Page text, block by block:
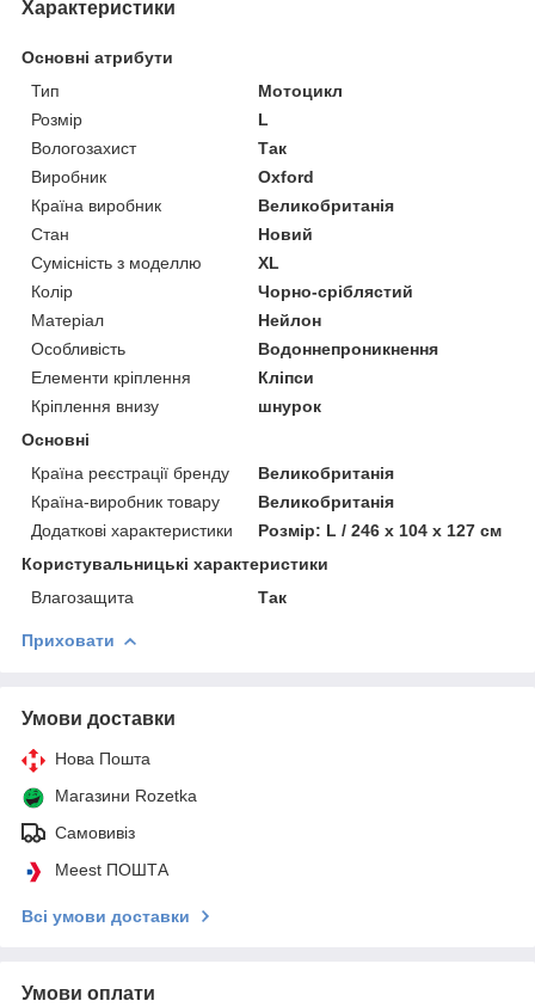
Характеристики
Основні атрибути
Тип
Мотоцикл
Розмір
L
Вологозахист
Так
Виробник
Oxford
Країна виробник
Великобританія
Стан
Новий
Сумісність з моделлю
XL
Колір
Чорно-сріблястий
Матеріал
Нейлон
Особливість
Водоннепроникнення
Елементи кріплення
Кліпси
Кріплення внизу
шнурок
Основні
Країна реєстрації бренду
Великобританія
Країна-виробник товару
Великобританія
Додаткові характеристики
Розмір: L / 246 х 104 х 127 см
Користувальницькі характеристики
Влагозащита
Так
Приховати
Умови доставки
Нова Пошта
Магазини Rozetka
Самовивіз
Meest ПОШТА
Всі умови доставки
Умови оплати